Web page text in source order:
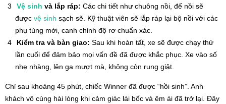
Vệ sinh và lắp ráp: Các chi tiết như chuông nồi, đế nồi sẽ
được vệ sinh sạch sẽ. Kỹ thuật viên sẽ lắp ráp lại bộ nồi với các
phụ tùng mới, canh chỉnh độ rơ chuẩn xác.
Kiểm tra và bàn giao: Sau khi hoàn tất, xe sẽ được chạy thử
lần cuối để đảm bảo mọi vấn đề đã được khắc phục. Xe vào số
nhẹ nhàng, lên ga mượt mà, không còn rung giật.
Chỉ sau khoảng 45 phút, chiếc Winner đã được “hồi sinh”. Anh
khách vô cùng hài lòng khi cảm giác lái bốc và êm ái đã trở lại. Đây